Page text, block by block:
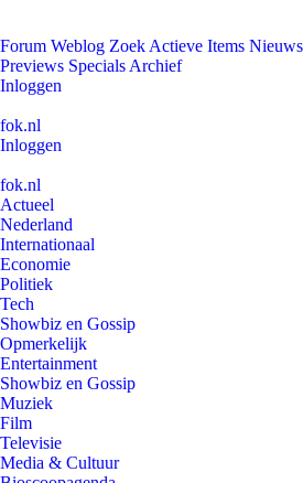
Forum Weblog Zoek Actieve Items Nieuws
Previews Specials Archief
Inloggen
fok.nl
Inloggen
fok.nl
Actueel
Nederland
Internationaal
Economie
Politiek
Tech
Showbiz en Gossip
Opmerkelijk
Entertainment
Showbiz en Gossip
Muziek
Film
Televisie
Media & Cultuur